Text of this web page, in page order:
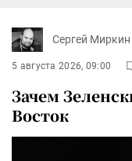
Сергей Миркин
5 августа 2026, 09:00
Зачем
Восток